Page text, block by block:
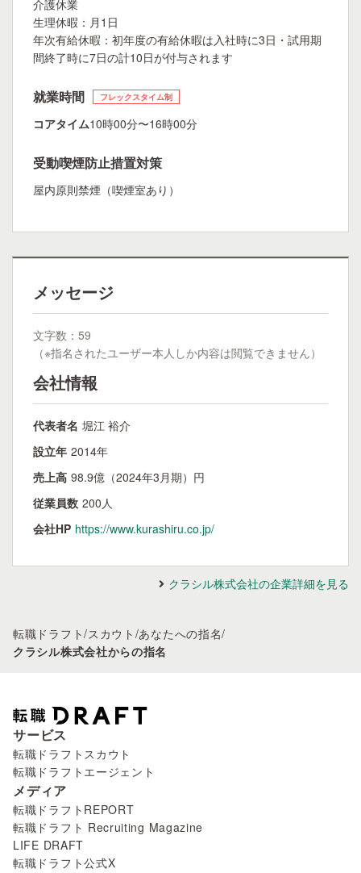
介護休業
生理休暇：月1日
年次有給休暇：初年度の有給休暇は入社時に3日・試用期
間終了時に7日の計10日が付与されます
就業時間 フレックスタイム制
コアタイム10時00分〜16時00分
受動喫煙防止措置対策
屋内原則禁煙（喫煙室あり）
メッセージ
文字数：59
（※指名されたユーザー本人しか内容は閲覧できません）
会社情報
代表者名 堀江 裕介
設立年 2014年
売上高 98.9億（2024年3月期）円
従業員数 200人
会社HP https://www.kurashiru.co.jp/
クラシル株式会社の企業詳細を見る
転職ドラフト/スカウト /あなたへの指名/
クラシル株式会社からの指名
サービス
転職ドラフトスカウト
転職ドラフトエージェント
メディア
転職ドラフトREPORT
転職ドラフト Recruiting Magazine
LIFE DRAFT
転職ドラフト公式X